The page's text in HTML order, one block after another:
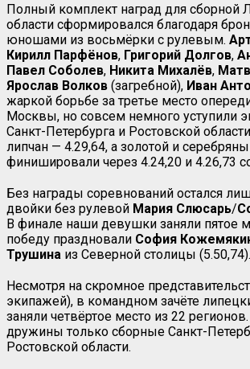
Полный комплект наград для сборной
области сформировался благодаря
юношами из восьмёрки с рулевым.
Кирилл Парфёнов, Григорий Долгов,
Павел Соболев, Никита Михалёв,
Ярослав Волков (загребной), Иван
жаркой борьбе за третье место
Москвы, но совсем немного уступили
Санкт-Петербурга и Ростовской
липчан — 4.29,64, а золотой и
финишировали через 4.24,20 и 4.26,73
Без награды соревнований остался
двойки без рулевой Мария Слюсарь/
В финале наши девушки заняли пятое
победу праздновали София
Трушина из Северной столицы (5.50,74).
Несмотря на скромное
экипажей), в командном зачёте
заняли четвёртое место из 22
дружины только сборные Санкт-
Ростовской области.